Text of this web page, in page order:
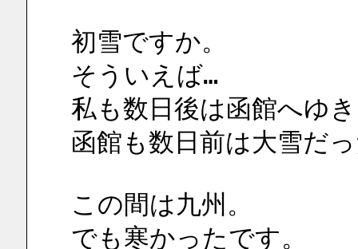
初雪ですか。
そういえば…
私も数日後は函館へゆ
函館も数日前は大雪だ
この間は九州。
でも寒かったです。